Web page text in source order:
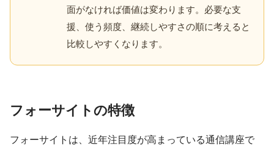
面がなければ価値は変わります。必要な支
援、使う頻度、継続しやすさの順に考えると
比較しやすくなります。
フォーサイトの特徴
フォーサイトは、近年注目度が高まっている通信講座で